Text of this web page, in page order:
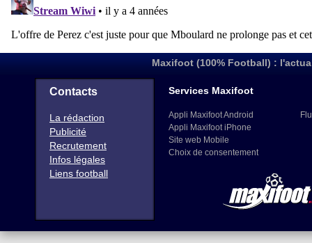
Maxifoot (100% Football) :
Contacts
La rédaction
Publicité
Recrutement
Infos légales
Liens football
Services Maxifoot
Appli Maxifoot Android
Appli Maxifoot iPhone
Site web Mobile
Choix de consentement